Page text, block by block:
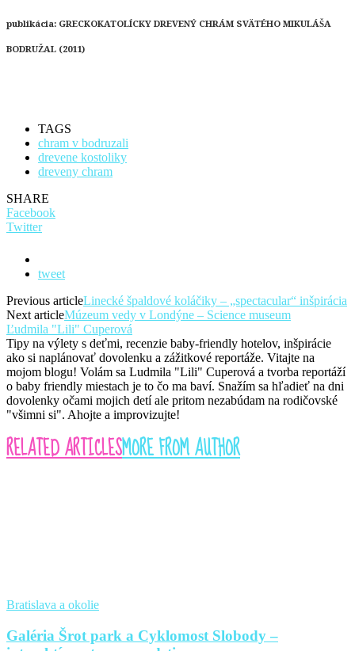
publikácia: GRECKOKATOLÍCKY DREVENÝ CHRÁM SVÄTÉHO MIKULÁŠA
BODRUŽAL (2011)
TAGS
chram v bodruzali
drevene kostoliky
dreveny chram
SHARE
Facebook
Twitter
tweet
Previous articleLinecké špaldové koláčiky – „spectacular“ inšpirácia
Next articleMúzeum vedy v Londýne – Science museum
Ľudmila "Lili" Cuperová
Tipy na výlety s deťmi, recenzie baby-friendly hotelov, inšpirácie
ako si naplánovať dovolenku a zážitkové reportáže. Vitajte na
mojom blogu! Volám sa Ludmila "Lili" Cuperová a tvorba reportáží
o baby friendly miestach je to čo ma baví. Snažím sa hľadieť na dni
dovolenky očami mojich detí ale pritom nezabúdam na rodičovské
"všimni si". Ahojte a improvizujte!
RELATED ARTICLESMORE FROM AUTHOR
Bratislava a okolie
Galéria Šrot park a Cyklomost Slobody –